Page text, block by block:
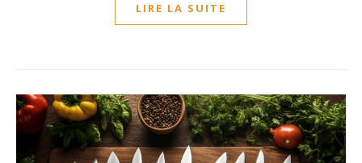
LIRE LA SUITE